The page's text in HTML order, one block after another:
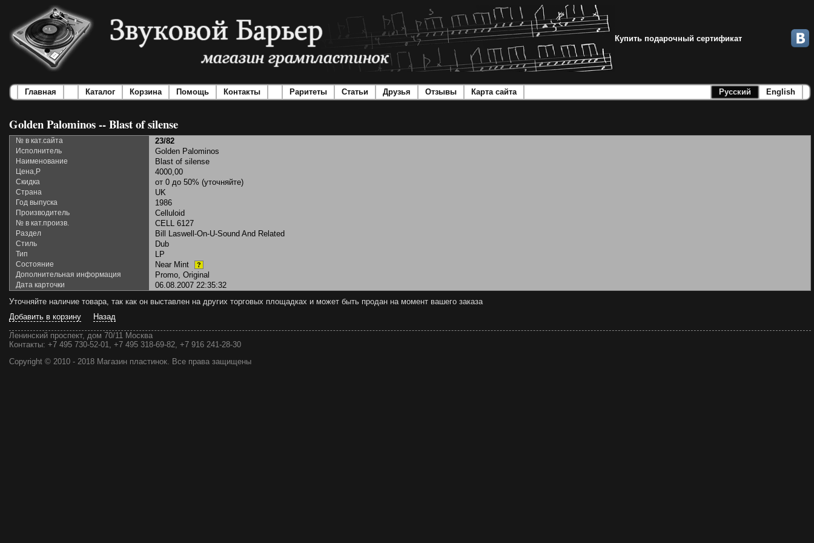
Купить подарочный сертификат
Главная Каталог Корзина Помощь Контакты Раритеты Статьи Друзья Отзывы Карта сайта Русский English
Golden Palominos -- Blast of silense
№ в кат.сайта 23/82
Исполнитель Golden Palominos
Наименование Blast of silense
Цена,Р 4000,00
Скидка от 0 до 50% (уточняйте)
Страна UK
Год выпуска 1986
Производитель Celluloid
№ в кат.произв. CELL 6127
Раздел Bill Laswell-On-U-Sound And Related
Стиль Dub
Тип LP
Состояние Near Mint ?
Дополнительная информация Promo, Original
Дата карточки
06.08.2007 22:35:32
Уточняйте наличие товара, так как он выставлен на других торговых площадках и может быть продан на момент вашего заказа
Добавить в корзину
Назад
Ленинский проспект, дом 70/11 Москва
Контакты: +7 495 730-52-01, +7 495 318-69-82, +7 916 241-28-30
Copyright © 2010 - 2018 Магазин пластинок. Все права защищены